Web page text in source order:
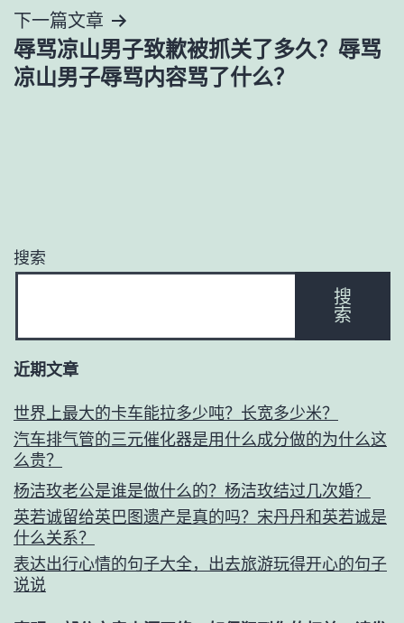
航
下一篇文章
辱骂凉山男子致歉被抓关了多久？辱骂
凉山男子辱骂内容骂了什么？
搜索
搜
索
近期文章
世界上最大的卡车能拉多少吨？长宽多少米？
汽车排气管的三元催化器是用什么成分做的为什么这
么贵？
杨洁玫老公是谁是做什么的？杨洁玫结过几次婚？
英若诚留给英巴图遗产是真的吗？宋丹丹和英若诚是
什么关系？
表达出行心情的句子大全，出去旅游玩得开心的句子
说说